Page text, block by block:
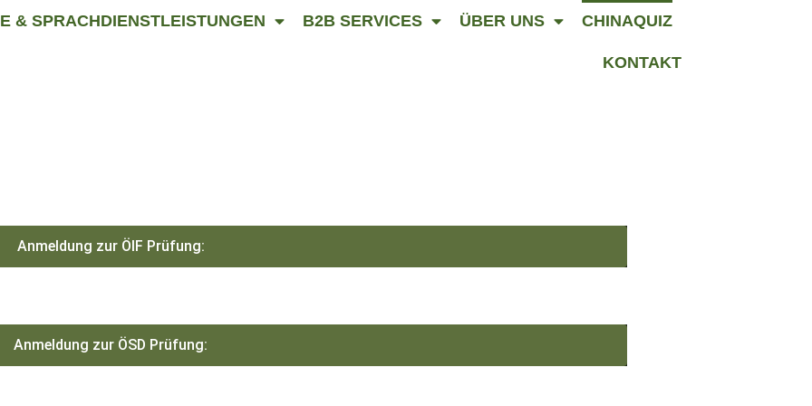
& SPRACHDIENSTLEISTUNGEN B2B SERVICES ÜBER UNS CHINAQUIZ
KONTAKT
Anmeldung zur ÖIF Prüfung:
Anmeldung zur ÖSD Prüfung: